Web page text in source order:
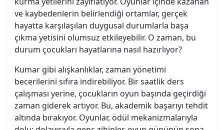
ve kaybedenlerin belirlendiği ortamlar, gerçek
hayatta karşılaşılan duygusal durumlarla başa
çıkma yetisini olumsuz etkileyebilir. O zaman, bu
durum çocukları hayatlarına nasıl hazırlıyor?
Kumar gibi alışkanlıklar, zaman yönetimi
becerilerini sıfıra indirebiliyor. Bir saatlik ders
çalışması yerine, çocukların oyun başında geçirdiği
zaman giderek artıyor. Bu, akademik başarıyı tehdit
altında bırakıyor. Oyunlar, ödül mekanizmalarıyla